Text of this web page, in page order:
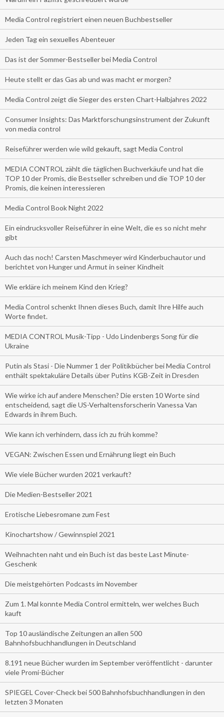
Media Control registriert einen neuen Buchbestseller
Jeden Tag ein sexuelles Abenteuer
Das ist der Sommer-Bestseller bei Media Control
Heute stellt er das Gas ab und was macht er morgen?
Media Control zeigt die Sieger des ersten Chart-Halbjahres 2022
Consumer Insights: Das Marktforschungsinstrument der Zukunft
von media control
Reiseführer werden wie wild gekauft, sagt Media Control
MEDIA CONTROL zählt die täglichen Buchverkäufe und hat die
TOP 10 der Promis, die Bestseller schreiben und die TOP 10 der
Promis, die keinen interessieren
Media Control Book Night 2022
Ein eindrucksvoller Reiseführer in eine Welt, die es so nicht mehr
gibt
Auch das noch! Carsten Maschmeyer wird Kinderbuchautor und
berichtet von Hunger und Armut in seiner Kindheit
Wie erkläre ich meinem Kind den Krieg?
Media Control schenkt Ihnen dieses Buch, damit Ihre Hilfe auch
Worte findet.
MEDIA CONTROL Musik-Tipp - Udo Lindenbergs Song für die
Ukraine
Putin als Stasi - Die Nummer 1 der Politikbücher bei Media Control
enthält spektakuläre Details über Putins KGB-Zeit in Dresden
Wie wirke ich auf andere Menschen? Die ersten 10 Worte sind
entscheidend, sagt die US-Verhaltensforscherin Vanessa Van
Edwards in ihrem Buch.
Wie kann ich verhindern, dass ich zu früh komme?
VEGAN: Zwischen Essen und Ernährung liegt ein Buch
Wie viele Bücher wurden 2021 verkauft?
Die Medien-Bestseller 2021
Erotische Liebesromane zum Fest
Kinochartshow / Gewinnspiel 2021
Weihnachten naht und ein Buch ist das beste Last Minute-
Geschenk
Die meistgehörten Podcasts im November
Zum 1. Mal konnte Media Control ermitteln, wer welches Buch
kauft
Top 10 ausländische Zeitungen an allen 500
Bahnhofsbuchhandlungen in Deutschland
8.191 neue Bücher wurden im September veröffentlicht - darunter
viele Promi-Bücher
SPIEGEL Cover-Check bei 500 Bahnhofsbuchhandlungen in den
letzten 3 Monaten